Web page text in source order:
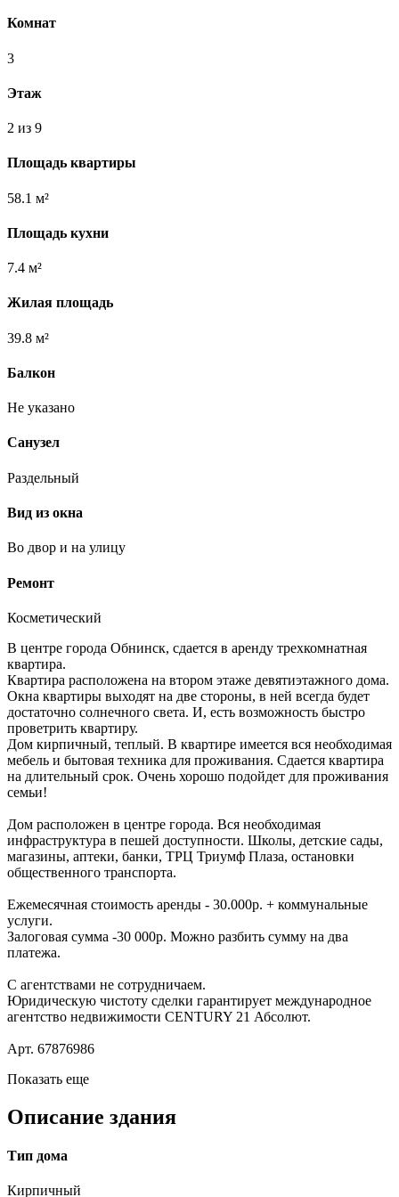
Комнат
3
Этаж
2 из 9
Площадь квартиры
58.1 м²
Площадь кухни
7.4 м²
Жилая площадь
39.8 м²
Балкон
Не указано
Санузел
Раздельный
Вид из окна
Во двор и на улицу
Ремонт
Косметический
В центре города Обнинск, сдается в аренду трехкомнатная
квартира.
Квартира расположена на втором этаже девятиэтажного дома.
Окна квартиры выходят на две стороны, в ней всегда будет
достаточно солнечного света. И, есть возможность быстро
проветрить квартиру.
Дом кирпичный, теплый. В квартире имеется вся необходимая
мебель и бытовая техника для проживания. Сдается квартира
на длительный срок. Очень хорошо подойдет для проживания
семьи!
Дом расположен в центре города. Вся необходимая
инфраструктура в пешей доступности. Школы, детские сады,
магазины, аптеки, банки, ТРЦ Триумф Плаза, остановки
общественного транспорта.
Ежемесячная стоимость аренды - 30.000р. + коммунальные
услуги.
Залоговая сумма -30 000р. Можно разбить сумму на два
платежа.
С агентствами не сотрудничаем.
Юридическую чистоту сделки гарантирует международное
агентство недвижимости CENTURY 21 Абсолют.
Арт. 67876986
Показать еще
Описание здания
Тип дома
Кирпичный